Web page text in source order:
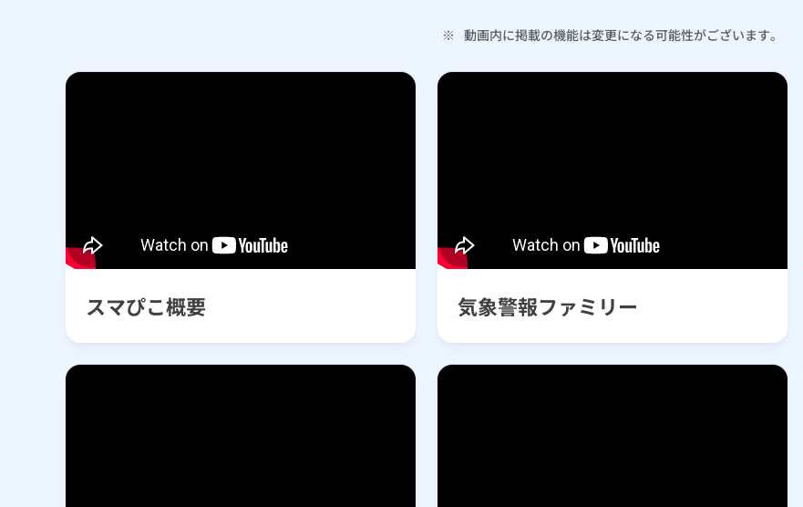
※ 動画内に掲載の機能は変更になる可能性がございます。
スマぴこ概要 気象警報ファミリー